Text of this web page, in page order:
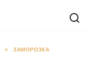
» ЗАМОРОЗКА